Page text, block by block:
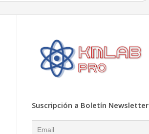
Suscripción a Boletín Newsletter